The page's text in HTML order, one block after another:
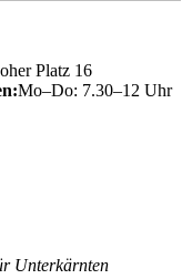
Platz 16
Mo–Do: 7.30–12 Uhr
Unterkärnten